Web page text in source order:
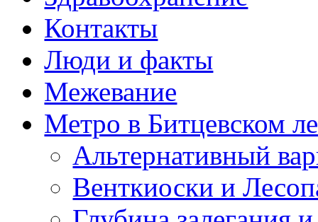
Контакты
Люди и факты
Межевание
Метро в Битцевском
Альтернативный
Венткиоски и